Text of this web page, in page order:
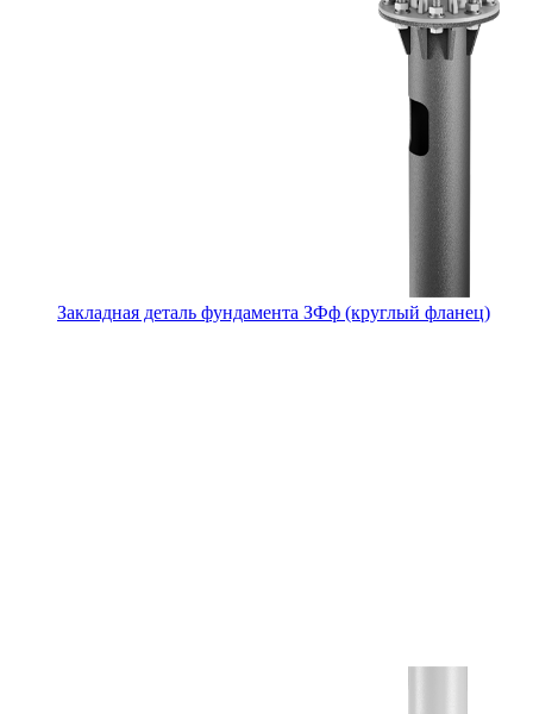
Закладная деталь фундамента ЗФф (круглый фланец)